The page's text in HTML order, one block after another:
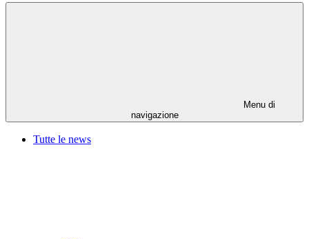
Menu di
navigazione
Tutte le news